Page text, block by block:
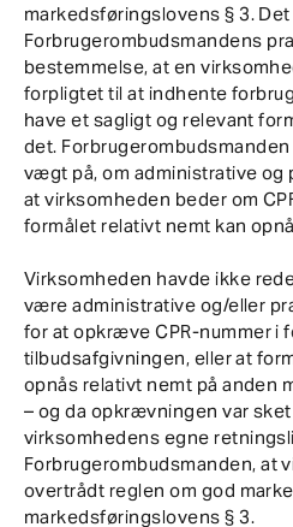
markedsføringslovens § 3.
Forbrugerombudsmandens
bestemmelse, at en
forpligtet til at indhente
have et sagligt og relevant
det.
vægt på, om administrative og
at virksomheden beder om
formålet relativt nemt kan
Virksomheden havde ikke
være administrative og/eller
for at opkræve CPR-nummer i
tilbudsafgivningen, eller at
opnås relativt nemt på anden
– og da opkrævningen var
virksomhedens egne
Forbrugerombudsmanden, at
overtrådt reglen om god
markedsføringslovens § 3.